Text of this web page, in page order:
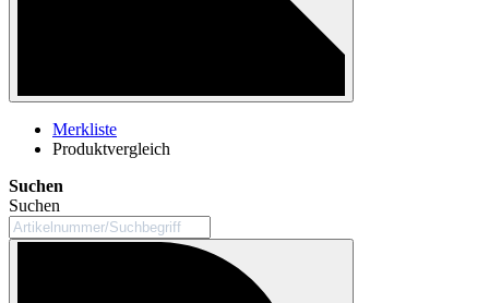
Merkliste
Produktvergleich
Suchen
Suchen